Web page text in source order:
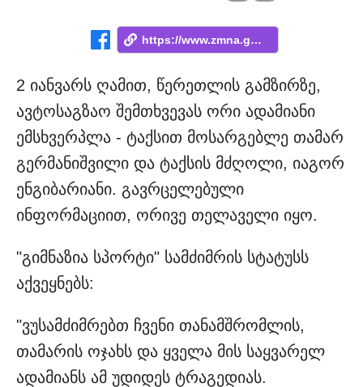
https://www.zmna.ge/news/23-tslis-da-mom...
2 იანვარს ღამით, წერეთლის გამზირზე,
ავტოსაგზაო შემთხვევას ორი ადამიანი
ემსხვერპლა - ტაქსით მოსარგებლე თამარ
გერმანიშვილი და ტაქსის მძღოლი, იაგორ
ენგიბარიანი. გავრცელებული
ინფორმაციით, ორივე თელაველი იყო.
"გიმნაზია სპორტი" სამძიმრის სტატუსს
აქვეყნებს:
"ვუსამძიმრებთ ჩვენი თანამშრომლის,
თამარის ოჯახს და ყველა მის საყვარელ
ადამიანს ამ უდიდეს ტრაგედიას.